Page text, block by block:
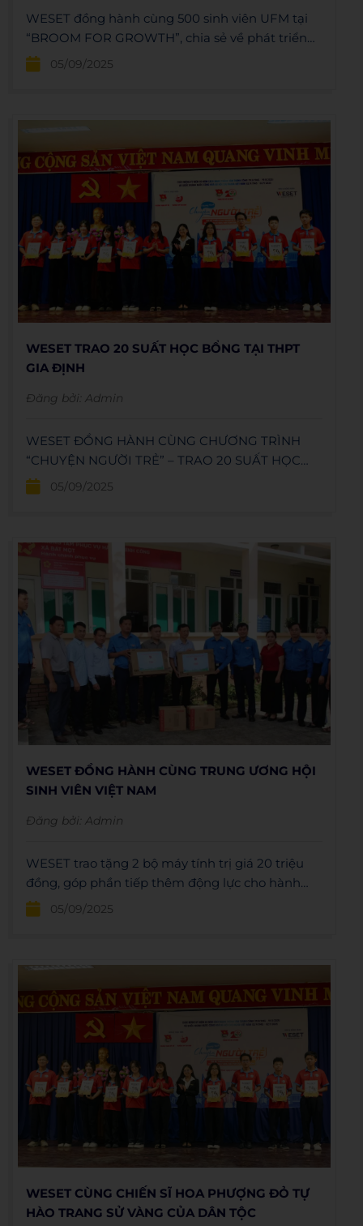
WESET đồng hành cùng 500 sinh viên UFM tại
“BROOM FOR GROWTH”, chia sẻ về phát triển
bản thân, tư duy học tập và truyền cảm hứng kết
nối.
05/09/2025
WESET TRAO 20 SUẤT HỌC BỔNG TẠI THPT
GIA ĐỊNH
Đăng bởi: Admin
WESET ĐỒNG HÀNH CÙNG CHƯƠNG TRÌNH
“CHUYỆN NGƯỜI TRẺ” – TRAO 20 SUẤT HỌC
BỔNG TIẾNG ANH TẠI TRƯỜNG THPT GIA ĐỊNH.
05/09/2025
WESET ĐỒNG HÀNH CÙNG TRUNG ƯƠNG HỘI
SINH VIÊN VIỆT NAM
Đăng bởi: Admin
WESET trao tặng 2 bộ máy tính trị giá 20 triệu
đồng, góp phần tiếp thêm động lực cho hành
trình sẻ chia và cống hiến của tuổi trẻ.
05/09/2025
WESET CÙNG CHIẾN SĨ HOA PHƯỢNG ĐỎ TỰ
HÀO TRANG SỬ VÀNG CỦA DÂN TỘC